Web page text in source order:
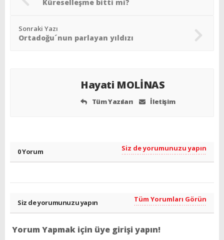
Küreselleşme bitti mi?
Sonraki Yazı
Ortadoğu´nun parlayan yıldızı
Hayati MOLİNAS
Tüm Yazıları İletişim
0 Yorum Siz de yorumunuzu yapın
Siz de yorumunuzu yapın Tüm Yorumları Görün
Yorum Yapmak için üye girişi yapın!